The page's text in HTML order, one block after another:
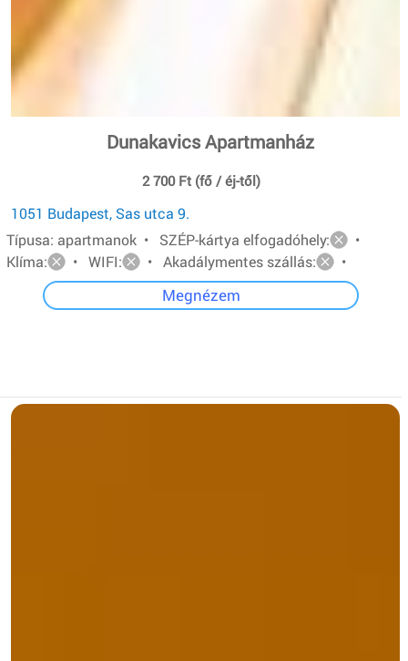
Dunakavics Apartmanház
2 700 Ft (fő / éj-től)
1051 Budapest, Sas utca 9.
Típusa: apartmanok • SZÉP-kártya elfogadóhely:
•
Klíma:
• WIFI: • Akadálymentes szállás: •
Megnézem